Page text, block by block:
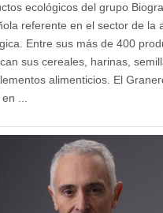
ecológicos del grupo
referente en el sector de la
Entre sus más de 400
sus cereales, harinas,
alimenticios. El
...